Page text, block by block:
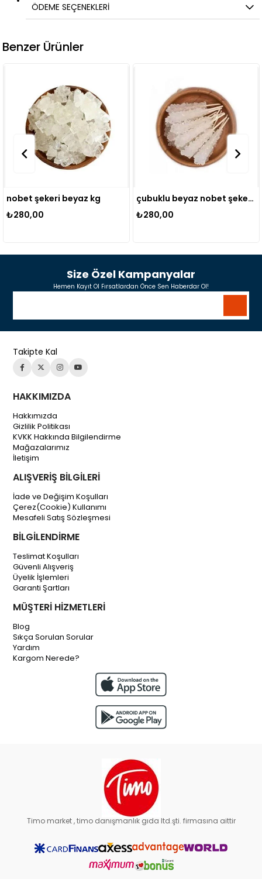
ÖDEME SEÇENEKLERI
Benzer Ürünler
nobet şekeri beyaz kg
₺280,00
çubuklu beyaz nobet şekeri kg
₺280,00
Size Özel Kampanyalar
Hemen Kayıt Ol Fırsatlardan Önce Sen Haberdar Ol!
Takipte Kal
HAKKIMIZDA
Hakkımızda
Gizlilik Politikası
KVKK Hakkında Bilgilendirme
Mağazalarımız
İletişim
ALIŞVERİŞ BİLGİLERİ
İade ve Değişim Koşulları
Çerez(Cookie) Kullanımı
Mesafeli Satış Sözleşmesi
BİLGİLENDİRME
Teslimat Koşulları
Güvenli Alışveriş
Üyelik İşlemleri
Garanti Şartları
MÜŞTERİ HİZMETLERİ
Blog
Sıkça Sorulan Sorular
Yardım
Kargom Nerede?
Timo market , timo danışmanlık gıda ltd.şti. firmasına aittir